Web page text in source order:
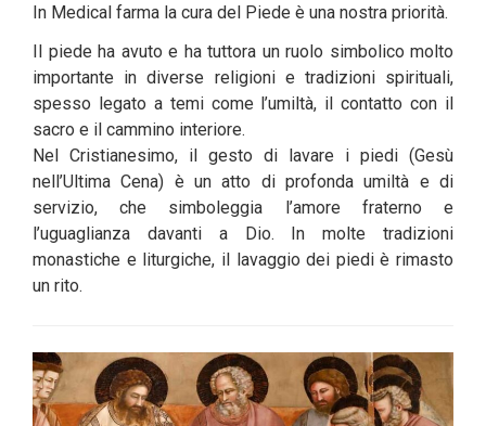
In Medical farma la cura del Piede è una nostra priorità.
Il piede ha avuto e ha tuttora un ruolo simbolico molto
importante in diverse religioni e tradizioni spirituali,
spesso legato a temi come l’umiltà, il contatto con il
sacro e il cammino interiore.
Nel Cristianesimo, il gesto di lavare i piedi (Gesù
nell’Ultima Cena) è un atto di profonda umiltà e di
servizio, che simboleggia l’amore fraterno e
l’uguaglianza davanti a Dio. In molte tradizioni
monastiche e liturgiche, il lavaggio dei piedi è rimasto
un rito.